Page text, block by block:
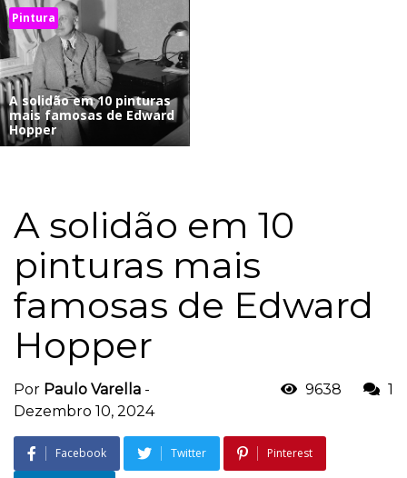
Pintura
A solidão em 10 pinturas
mais famosas de Edward
Hopper
A solidão em 10
pinturas mais
famosas de Edward
Hopper
Por Paulo Varella -
Dezembro 10, 2024
9638 1
Facebook Twitter Pinterest